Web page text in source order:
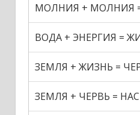
МОЛНИЯ + МОЛНИЯ
ВОДА + ЭНЕРГИЯ =
ЗЕМЛЯ + ЖИЗНЬ =
ЗЕМЛЯ + ЧЕРВЬ =